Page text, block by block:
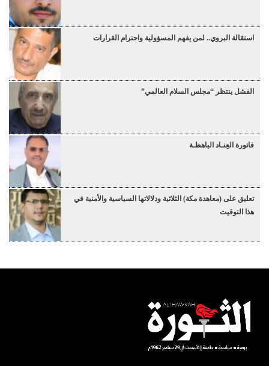
استقالة البروي.. لمن يفهم المسؤولية واحترام القرارات
الفشل ينتظر “مجلس السلام العالمي”
فاتورة العِنـاد الباهظـة
تعليق على (معاهدة مكة) الثلاثية ودلالاتها السياسية والأمنية في
هذا التوقيت